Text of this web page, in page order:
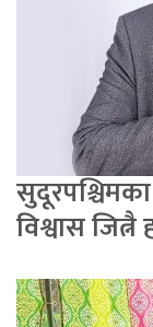
विश्वास जित्नै